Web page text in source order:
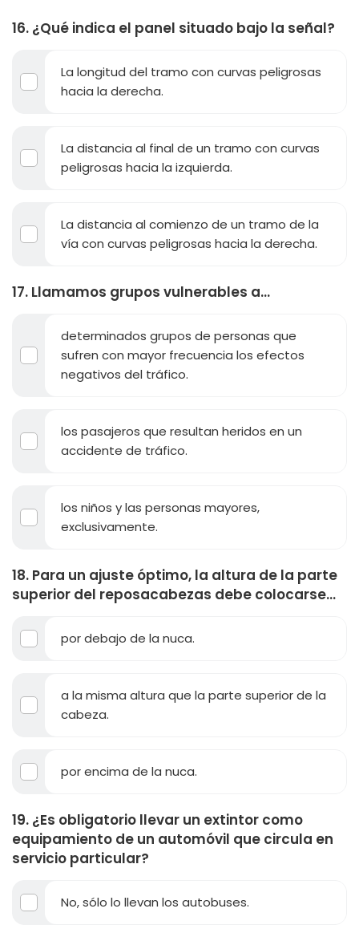
16. ¿Qué indica el panel situado bajo la señal?
La longitud del tramo con curvas peligrosas
hacia la derecha.
La distancia al final de un tramo con curvas
peligrosas hacia la izquierda.
La distancia al comienzo de un tramo de la
vía con curvas peligrosas hacia la derecha.
17. Llamamos grupos vulnerables a...
determinados grupos de personas que
sufren con mayor frecuencia los efectos
negativos del tráfico.
los pasajeros que resultan heridos en un
accidente de tráfico.
los niños y las personas mayores,
exclusivamente.
18. Para un ajuste óptimo, la altura de la parte
superior del reposacabezas debe colocarse...
por debajo de la nuca.
a la misma altura que la parte superior de la
cabeza.
por encima de la nuca.
19. ¿Es obligatorio llevar un extintor como
equipamiento de un automóvil que circula en
servicio particular?
No, sólo lo llevan los autobuses.